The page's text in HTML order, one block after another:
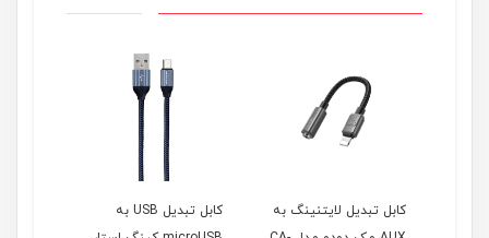
کابل تبدیل لایتنینگ به
کابل تبدیل USB به